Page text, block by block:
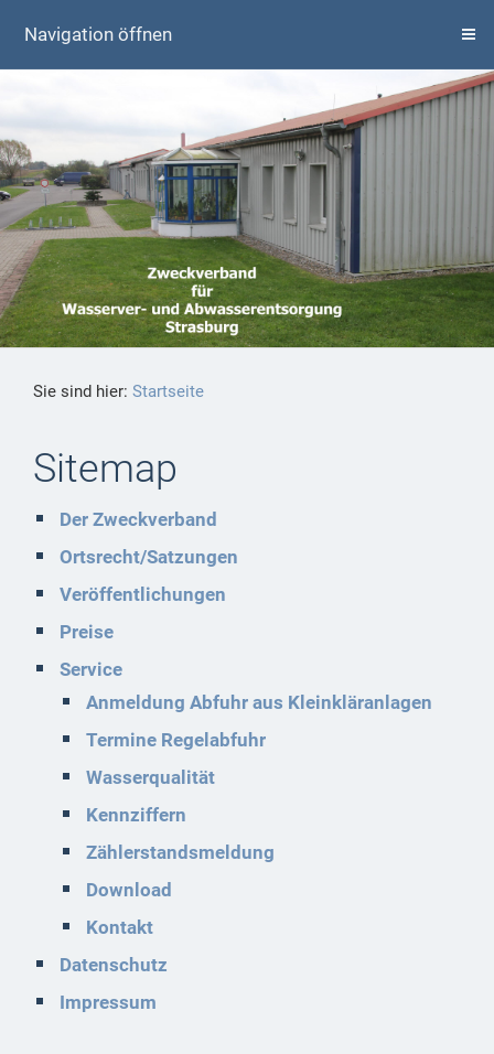
Navigation öffnen
Sie sind hier: Startseite
Sitemap
Der Zweckverband
Ortsrecht/Satzungen
Veröffentlichungen
Preise
Service
Anmeldung Abfuhr aus Kleinkläranlagen
Termine Regelabfuhr
Wasserqualität
Kennziffern
Zählerstandsmeldung
Download
Kontakt
Datenschutz
Impressum